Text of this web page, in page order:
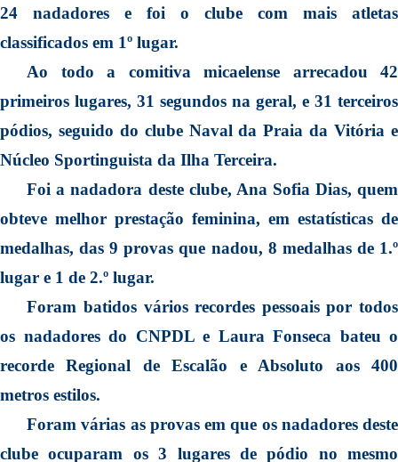
24 nadadores e foi o clube com mais atletas
classificados em 1º lugar.
Ao todo a comitiva micaelense arrecadou 42
primeiros lugares, 31 segundos na geral, e 31 terceiros
pódios, seguido do clube Naval da Praia da Vitória e
Núcleo Sportinguista da Ilha Terceira.
Foi a nadadora deste clube, Ana Sofia Dias, quem
obteve melhor prestação feminina, em estatísticas de
medalhas, das 9 provas que nadou, 8 medalhas de 1.º
lugar e 1 de 2.º lugar.
Foram batidos vários recordes pessoais por todos
os nadadores do CNPDL e Laura Fonseca bateu o
recorde Regional de Escalão e Absoluto aos 400
metros estilos.
Foram várias as provas em que os nadadores deste
clube ocuparam os 3 lugares de pódio no mesmo